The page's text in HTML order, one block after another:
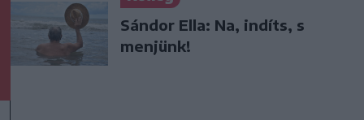
Sándor Ella: Na, indíts, s
menjünk!